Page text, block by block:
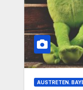
AUSTRETEN.